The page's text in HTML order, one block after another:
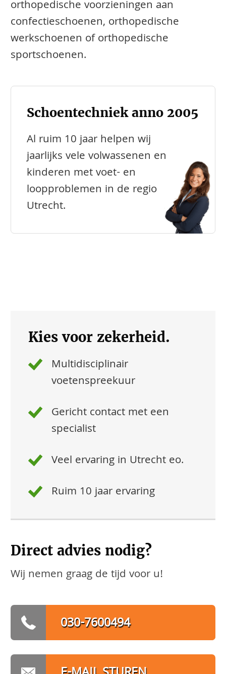
orthopedische voorzieningen aan
confectieschoenen, orthopedische
werkschoenen of orthopedische
sportschoenen.
Schoentechniek anno 2005
Al ruim 10 jaar helpen wij
jaarlijks vele volwassenen en
kinderen met voet- en
loopproblemen in de regio
Utrecht.
Kies voor zekerheid.
Multidisciplinair
voetenspreekuur
Gericht contact met een
specialist
Veel ervaring in Utrecht eo.
Ruim 10 jaar ervaring
Direct advies nodig?
Wij nemen graag de tijd voor u!
030-7600494